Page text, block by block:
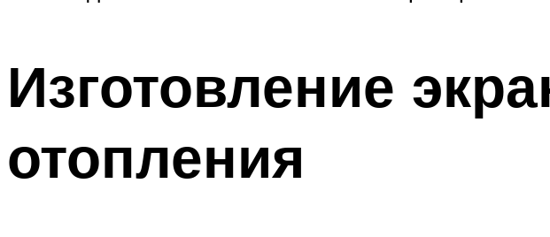
Изготовление
отопления